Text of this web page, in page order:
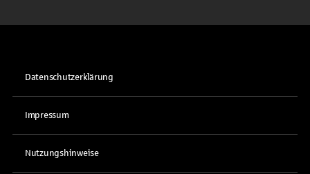
Datenschutzerklärung
Impressum
Nutzungshinweise